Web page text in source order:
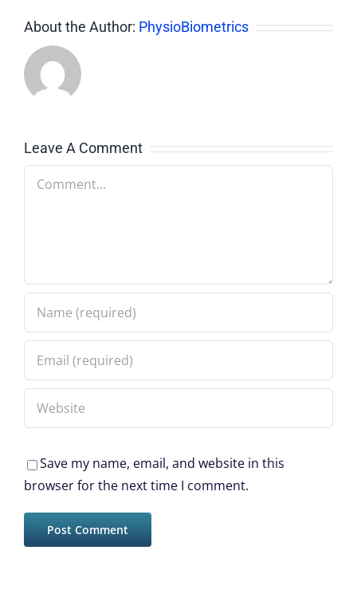
About the Author: PhysioBiometrics
Leave A Comment
Comment
Save my name, email, and website in this
browser for the next time I comment.